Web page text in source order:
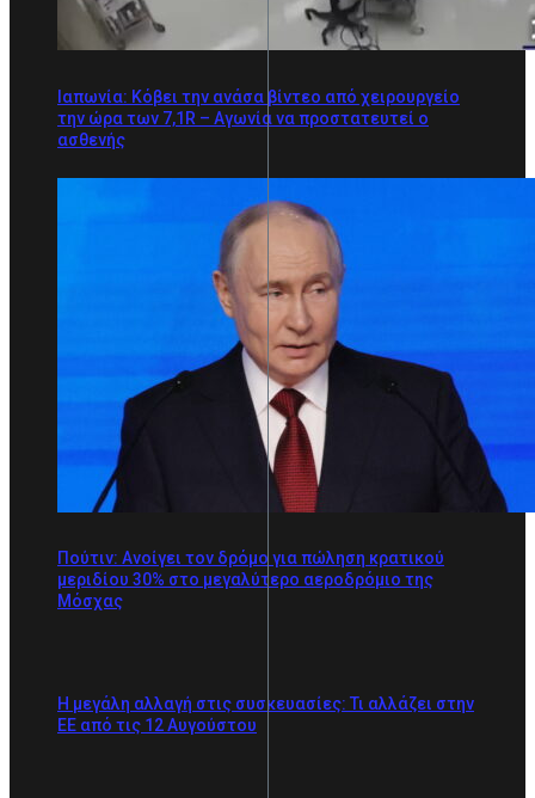
Ιαπωνία: Κόβει την ανάσα βίντεο από χειρουργείο
την ώρα των 7,1R – Αγωνία να προστατευτεί ο
ασθενής
Πούτιν: Ανοίγει τον δρόμο για πώληση κρατικού
μεριδίου 30% στο μεγαλύτερο αεροδρόμιο της
Μόσχας
Η μεγάλη αλλαγή στις συσκευασίες: Τι αλλάζει στην
ΕΕ από τις 12 Αυγούστου